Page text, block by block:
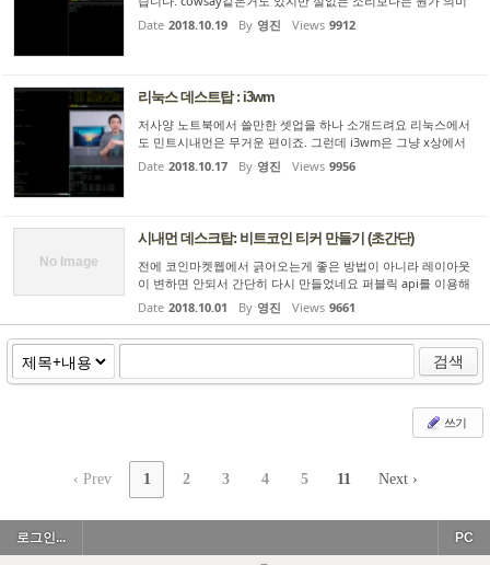
있는 내용이 나오는걸 찾아봤네요 그러다보니 theysaidso.com
에서 매일 서비스하는 인용글 서비스가 있네요 이걸 i3스테이터
Date 2018.10.19 By 영진 Views 9912
리눅스 데스트탑 : i3wm
저사양 노트북에서 쓸만한 셋업을 하나 소개드려요 리눅스에서
도 민트시내먼은 무거운 편이죠. 그런데 i3wm은 그냥 x상에서
윈도우정리만 하는 윈도우 매니저에요 윈도우 쓰다보면 윈도우
조작이 피곤합니다. 마우스로 움직여야하고 (키보드도 되지만 제
Date 2018.10.17 By 영진 Views 9956
No Image
시내먼 데스크탑: 비트코인 티커 만들기 (초간단)
전에 코인마켓웹에서 긁어오는게 좋은 방법이 아니라 레이아웃
이 변하면 안되서 간단히 다시 만들었네요 퍼블릭 api를 이용해
딱 한줄로 가능하네요 ( curl, python2사용) .bashrc 에 다음줄
을 추가합니다. alias btc_price="curl -s 'https://api.coinmar
k...
Date 2018.10.01 By 영진 Views 9661
검색
쓰기
‹ Prev 1 2 3 4 5 11 Next ›
로그인... PC